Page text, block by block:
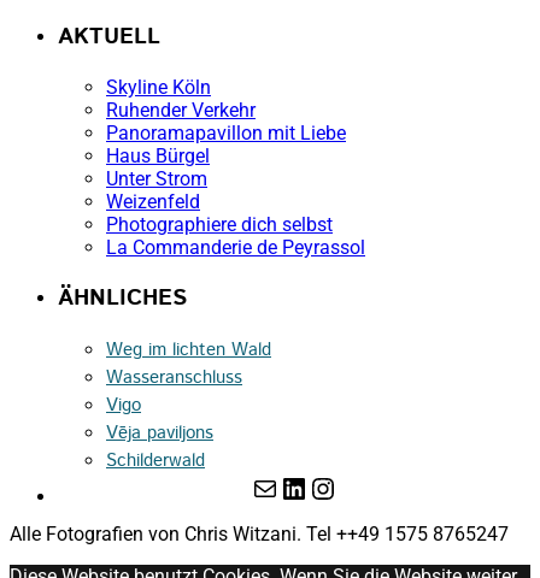
AKTUELL
Skyline Köln
Ruhender Verkehr
Panoramapavillon mit Liebe
Haus Bürgel
Unter Strom
Weizenfeld
Photographiere dich selbst
La Commanderie de Peyrassol
ÄHNLICHES
Weg im lichten Wald
Wasseranschluss
Vigo
Vēja paviljons
Schilderwald
E-MailLinkedIn
Instagram
Alle Fotografien von Chris Witzani. Tel ++49 1575 8765247